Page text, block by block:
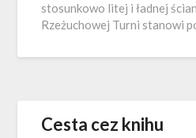
stosunkowo litej i ładnej
Rzeżuchowej Turni stanowi
Cesta cez knihu